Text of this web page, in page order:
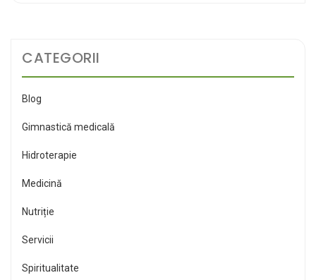
CATEGORII
Blog
Gimnastică medicală
Hidroterapie
Medicină
Nutriție
Servicii
Spiritualitate